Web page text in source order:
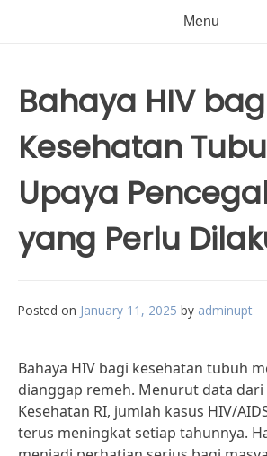
Menu
Bahaya HIV
Kesehatan
Upaya
yang Perlu
Posted on January 11, 2025 by adminupt
Bahaya HIV bagi kesehatan tubuh
dianggap remeh. Menurut data
Kesehatan RI, jumlah kasus HIV/
terus meningkat setiap tahunnya.